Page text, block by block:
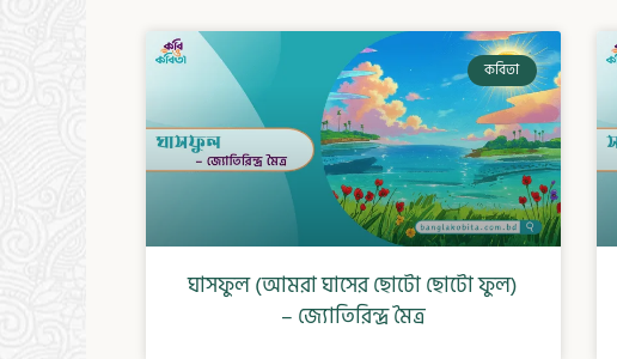
কবিতা
ঘাসফুল (আমরা ঘাসের ছোটো ছোটো ফুল)
– জ্যোতিরিন্দ্র মৈত্র